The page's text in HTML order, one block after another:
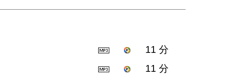
11 分
11 分